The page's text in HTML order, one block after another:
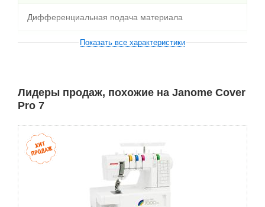
Дифференциальная подача материала
Регулятор дифференциальной подачи нижней рейки
Регулятор прижима лапки
Скорость шитья: 1000 стежков/мин
Рабочая площадь 210x240 мм
Для всех видов материала
Хранение аксессуаров футляр
Показать все характеристики
Лидеры продаж, похожие на Janome Cover
Pro 7